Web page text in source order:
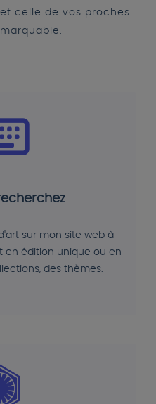
celle de vos proches
sur mon site web à
en édition unique ou en
des thèmes.